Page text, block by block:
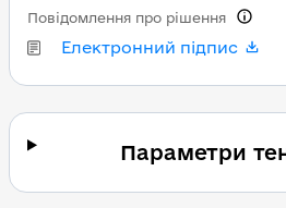
Електронний підпис
Повідомлення про рішення
Параметри